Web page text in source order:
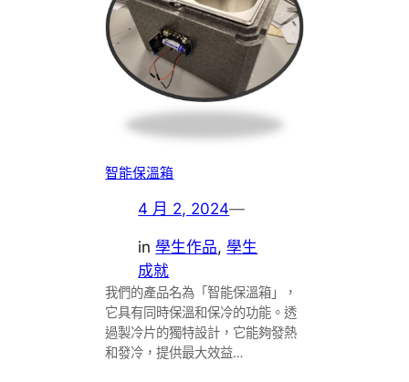
智能保溫箱
4 月 2, 2024—
in學生作品, 學生
成就
我們的產品名為「智能保溫箱」，
它具有同時保溫和保冷的功能。透
過製冷片的獨特設計，它能夠發熱
和發冷，提供最大效益…